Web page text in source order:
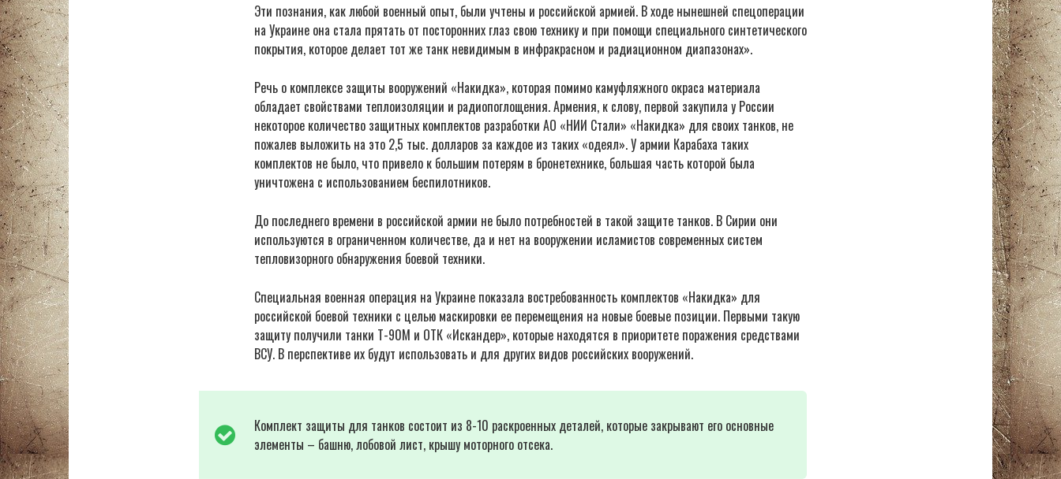
Эти познания, как любой военный опыт, были учтены и российской армией. В ходе нынешней спецоперации
на Украине она стала прятать от посторонних глаз свою технику и при помощи специального синтетического
покрытия, которое делает тот же танк невидимым в инфракрасном и радиационном диапазонах».
Речь о комплексе защиты вооружений «Накидка», которая помимо камуфляжного окраса материала
обладает свойствами теплоизоляции и радиопоглощения. Армения, к слову, первой закупила у России
некоторое количество защитных комплектов разработки АО «НИИ Стали» «Накидка» для своих танков, не
пожалев выложить на это 2,5 тыс. долларов за каждое из таких «одеял». У армии Карабаха таких
комплектов не было, что привело к большим потерям в бронетехнике, большая часть которой была
уничтожена с использованием беспилотников.
До последнего времени в российской армии не было потребностей в такой защите танков. В Сирии они
используются в ограниченном количестве, да и нет на вооружении исламистов современных систем
тепловизорного обнаружения боевой техники.
Специальная военная операция на Украине показала востребованность комплектов «Накидка» для
российской боевой техники с целью маскировки ее перемещения на новые боевые позиции. Первыми такую
защиту получили танки Т-90М и ОТК «Искандер», которые находятся в приоритете поражения средствами
ВСУ. В перспективе их будут использовать и для других видов российских вооружений.
Комплект защиты для танков состоит из 8-10 раскроенных деталей, которые закрывают его основные
элементы – башню, лобовой лист, крышу моторного отсека.